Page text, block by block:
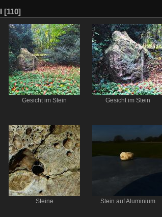
[110]
Gesicht im Stein Gesicht im Stein
Steine Stein auf Aluminium